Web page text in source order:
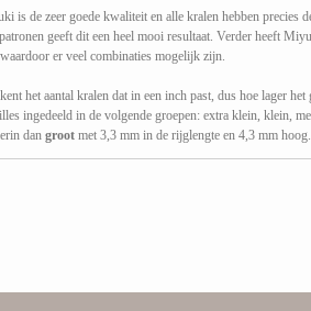
is de zeer goede kwaliteit en alle kralen hebben precies
geeft dit een heel mooi resultaat. Verder heeft
er veel combinaties mogelijk zijn.
het aantal kralen dat in een inch past, dus hoe lager
ingedeeld in de volgende groepen: extra klein, klein,
dan groot met 3,3 mm in de rijglengte en 4,3 mm hoog.